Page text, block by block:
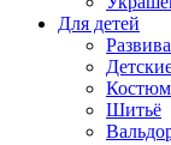
Для детей
Шитьё